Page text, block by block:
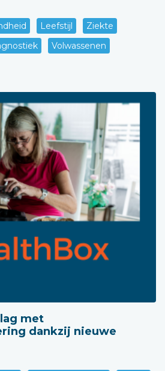
Leefstijl
Ziekte
Volwassenen
met
dankzij nieuwe